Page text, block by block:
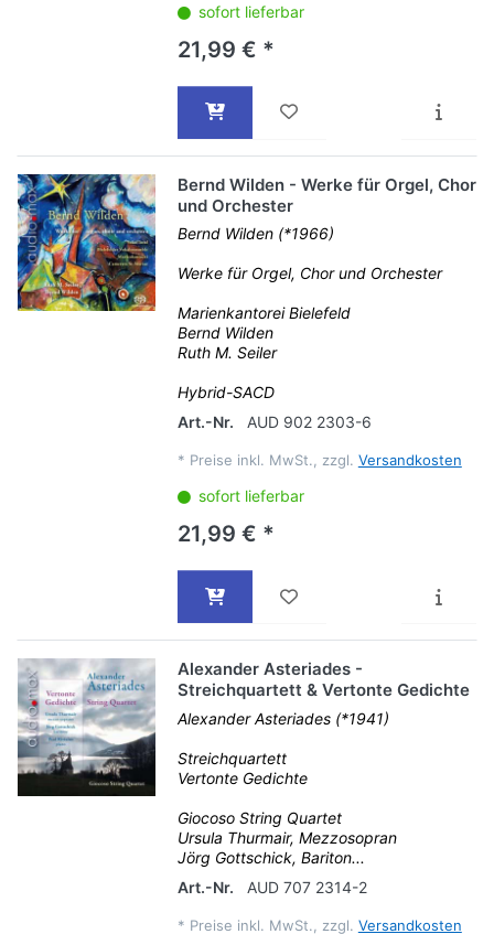
sofort lieferbar
21,99 € *
Bernd Wilden - Werke für Orgel, Chor
und Orchester
Bernd Wilden (*1966)
Werke für Orgel, Chor und Orchester
Marienkantorei Bielefeld
Bernd Wilden
Ruth M. Seiler
Hybrid-SACD
Art.-Nr.
AUD 902 2303-6
* Preise inkl. MwSt., zzgl. Versandkosten
sofort lieferbar
21,99 € *
Alexander Asteriades -
Streichquartett & Vertonte Gedichte
Alexander Asteriades (*1941)
Streichquartett
Vertonte Gedichte
Giocoso String Quartet
Ursula Thurmair, Mezzosopran
Jörg Gottschick, Bariton...
Art.-Nr.
AUD 707 2314-2
* Preise inkl. MwSt., zzgl. Versandkosten